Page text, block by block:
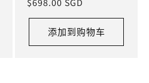
商：
常
规
格
$698.00 SGD
添加到购物车